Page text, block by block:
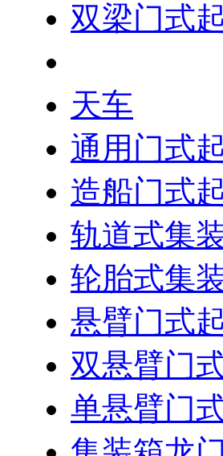
双梁门式
天车
通用门式
造船门式
轨道式集
轮胎式集
悬臂门式
双悬臂门
单悬臂门